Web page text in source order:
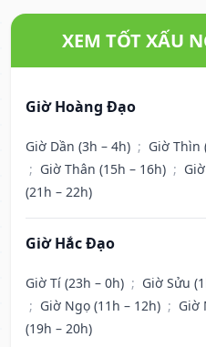
XEM TỐT XẤU
Giờ Hoàng Đạo
Giờ Dần (3h – 4h) ; Giờ Thìn
; Giờ Thân (15h – 16h) ;
(21h – 22h)
Giờ Hắc Đạo
Giờ Tí (23h – 0h) ; Giờ Sửu
; Giờ Ngọ (11h – 12h) ; Giờ
(19h – 20h)